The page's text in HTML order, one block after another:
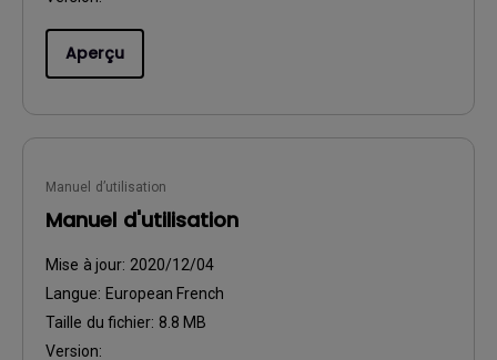
Aperçu
Manuel d’utilisation
Manuel d'utilisation
Mise à jour: 2020/12/04
Langue: European French
Taille du fichier: 8.8 MB
Version: